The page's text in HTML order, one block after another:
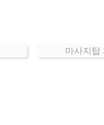
마사지탑